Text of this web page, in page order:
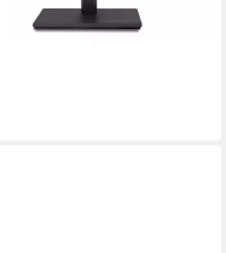
mtl. in 24 Raten
ausverkauft